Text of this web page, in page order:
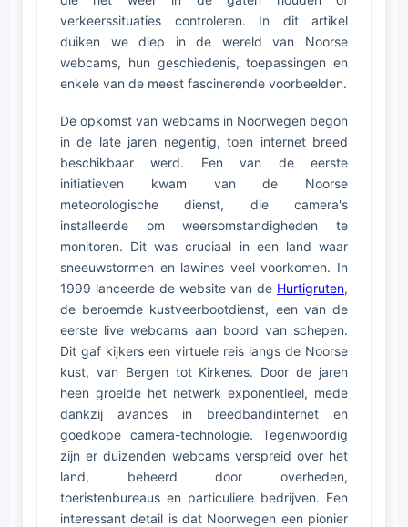
verkeerssituaties controleren. In dit artikel
duiken we diep in de wereld van Noorse
webcams, hun geschiedenis, toepassingen en
enkele van de meest fascinerende voorbeelden.
De opkomst van webcams in Noorwegen begon
in de late jaren negentig, toen internet breed
beschikbaar werd. Een van de eerste
initiatieven kwam van de Noorse
meteorologische dienst, die camera's
installeerde om weersomstandigheden te
monitoren. Dit was cruciaal in een land waar
sneeuwstormen en lawines veel voorkomen. In
1999 lanceerde de website van de Hurtigruten,
de beroemde kustveerbootdienst, een van de
eerste live webcams aan boord van schepen.
Dit gaf kijkers een virtuele reis langs de Noorse
kust, van Bergen tot Kirkenes. Door de jaren
heen groeide het netwerk exponentieel, mede
dankzij avances in breedbandinternet en
goedkope camera-technologie. Tegenwoordig
zijn er duizenden webcams verspreid over het
land, beheerd door overheden,
toeristenbureaus en particuliere bedrijven. Een
interessant detail is dat Noorwegen een pionier